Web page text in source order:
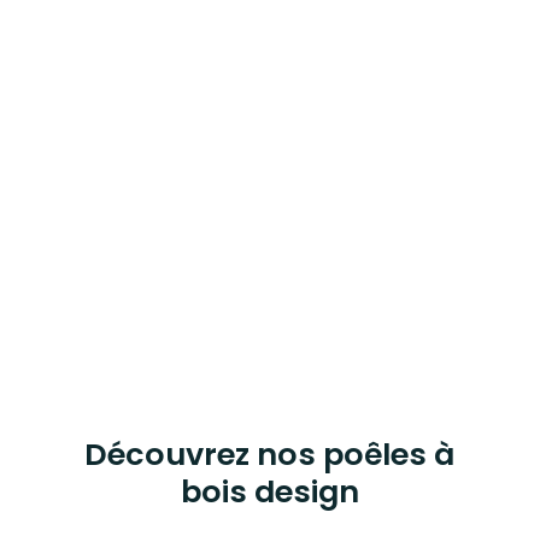
Découvrez nos poêles à
bois design